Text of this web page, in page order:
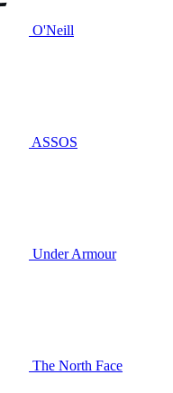
O'Neill
ASSOS
Under Armour
The North Face